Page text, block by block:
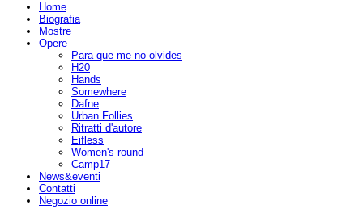
Home
Biografia
Mostre
Opere
Para que me no olvides
H20
Hands
Somewhere
Dafne
Urban Follies
Ritratti d'autore
Eifless
Women's round
Camp17
News&eventi
Contatti
Negozio online